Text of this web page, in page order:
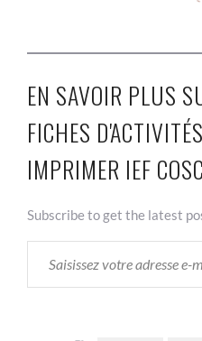
EN SAVOIR PLUS
FICHES
IMPRIMER IEF
Subscribe to get the latest
SAISISSEZ VOTRE ADRESSE E-MAIL…